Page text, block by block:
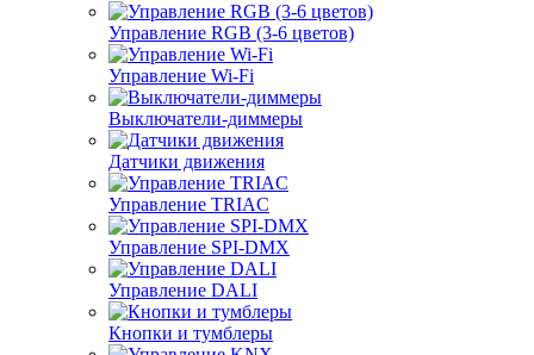
Управление RGB (3-6 цветов)
Управление Wi-Fi
Выключатели-диммеры
Датчики движения
Управление TRIAC
Управление SPI-DMX
Управление DALI
Кнопки и тумблеры